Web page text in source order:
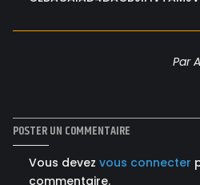
Par
POSTER UN COMMENTAIRE
Vous devez vous connecter
commentaire.